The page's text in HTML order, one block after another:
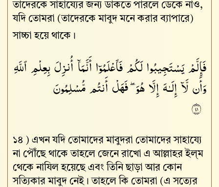
তাদেরকে সাহায্যের জন্য ডাকতে পারলে ডেকে নাও,
যদি তোমরা (তাদেরকে মাবুদ মনে করার ব্যাপারে)
সাচ্চা হয়ে থাকে।
১৪ ) এখন যদি তোমাদের মাবুদরা তোমাদের সাহায্যে
না পৌঁছে থাকে তাহলে জেনে রাখো এ আল্লাহর ইল্‌ম
থেকে নাযিল হয়েছে এবং তিনি ছাড়া আর কোন
সত্যিকার মাবুদ নেই। তাহলে কি তোমরা (এ সত্যের
فَإِلَّمْ يَسْتَجِيبُوا۟ لَكُمْ فَٱعْلَمُوٓا۟ أَنَّمَآ أُنزِلَ بِعِلْمِ ٱللَّهِ
وَأَن لَّآ إِلَـٰهَ إِلَّا هُوَ ۖ فَهَلْ أَنتُم مُّسْلِمُونَ
١٤